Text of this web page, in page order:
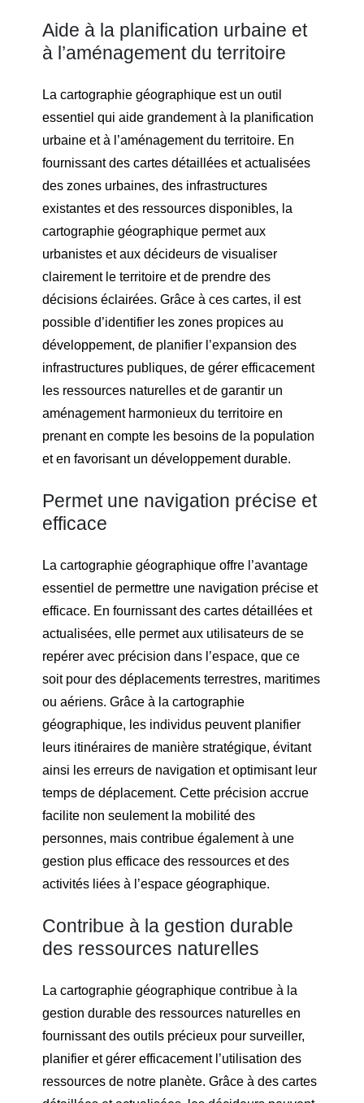
Aide à la planification urbaine et
à l’aménagement du territoire
La cartographie géographique est un outil
essentiel qui aide grandement à la planification
urbaine et à l’aménagement du territoire. En
fournissant des cartes détaillées et actualisées
des zones urbaines, des infrastructures
existantes et des ressources disponibles, la
cartographie géographique permet aux
urbanistes et aux décideurs de visualiser
clairement le territoire et de prendre des
décisions éclairées. Grâce à ces cartes, il est
possible d’identifier les zones propices au
développement, de planifier l’expansion des
infrastructures publiques, de gérer efficacement
les ressources naturelles et de garantir un
aménagement harmonieux du territoire en
prenant en compte les besoins de la population
et en favorisant un développement durable.
Permet une navigation précise et
efficace
La cartographie géographique offre l’avantage
essentiel de permettre une navigation précise et
efficace. En fournissant des cartes détaillées et
actualisées, elle permet aux utilisateurs de se
repérer avec précision dans l’espace, que ce
soit pour des déplacements terrestres, maritimes
ou aériens. Grâce à la cartographie
géographique, les individus peuvent planifier
leurs itinéraires de manière stratégique, évitant
ainsi les erreurs de navigation et optimisant leur
temps de déplacement. Cette précision accrue
facilite non seulement la mobilité des
personnes, mais contribue également à une
gestion plus efficace des ressources et des
activités liées à l’espace géographique.
Contribue à la gestion durable
des ressources naturelles
La cartographie géographique contribue à la
gestion durable des ressources naturelles en
fournissant des outils précieux pour surveiller,
planifier et gérer efficacement l’utilisation des
ressources de notre planète. Grâce à des cartes